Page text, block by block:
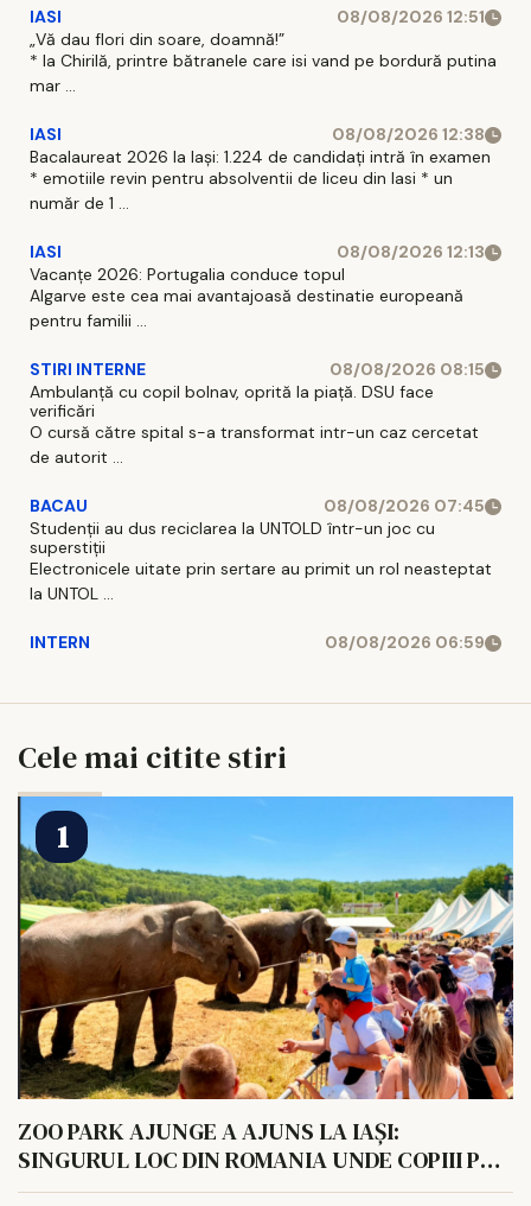
IASI
08/08/2026 12:51
„Vă dau flori din soare, doamnă!”
* la Chirilă, printre bătranele care isi vand pe bordură putina
mar ...
IASI
08/08/2026 12:38
Bacalaureat 2026 la Iași: 1.224 de candidați intră în examen
* emotiile revin pentru absolventii de liceu din Iasi * un
număr de 1 ...
IASI
08/08/2026 12:13
Vacanțe 2026: Portugalia conduce topul
Algarve este cea mai avantajoasă destinatie europeană
pentru familii ...
STIRI INTERNE
08/08/2026 08:15
Ambulanță cu copil bolnav, oprită la piață. DSU face
verificări
O cursă către spital s-a transformat intr-un caz cercetat
de autorit ...
BACAU
08/08/2026 07:45
Studenții au dus reciclarea la UNTOLD într-un joc cu
superstiții
Electronicele uitate prin sertare au primit un rol neasteptat
la UNTOL ...
INTERN 08/08/2026 06:59
Cele mai citite stiri
ZOO PARK AJUNGE A AJUNS LA IAȘI:
SINGURUL LOC DIN ROMANIA UNDE COPIII POT
HRANI UN ELEFANT